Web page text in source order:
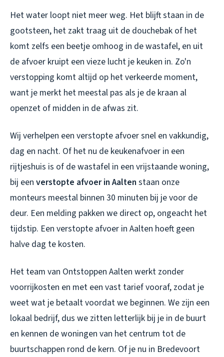
Het water loopt niet meer weg. Het blijft staan in de
gootsteen, het zakt traag uit de douchebak of het
komt zelfs een beetje omhoog in de wastafel, en uit
de afvoer kruipt een vieze lucht je keuken in. Zo'n
verstopping komt altijd op het verkeerde moment,
want je merkt het meestal pas als je de kraan al
openzet of midden in de afwas zit.
Wij verhelpen een verstopte afvoer snel en vakkundig,
dag en nacht. Of het nu de keukenafvoer in een
rijtjeshuis is of de wastafel in een vrijstaande woning,
bij een verstopte afvoer in Aalten staan onze
monteurs meestal binnen 30 minuten bij je voor de
deur. Een melding pakken we direct op, ongeacht het
tijdstip. Een verstopte afvoer in Aalten hoeft geen
halve dag te kosten.
Het team van Ontstoppen Aalten werkt zonder
voorrijkosten en met een vast tarief vooraf, zodat je
weet wat je betaalt voordat we beginnen. We zijn een
lokaal bedrijf, dus we zitten letterlijk bij je in de buurt
en kennen de woningen van het centrum tot de
buurtschappen rond de kern. Of je nu in Bredevoort